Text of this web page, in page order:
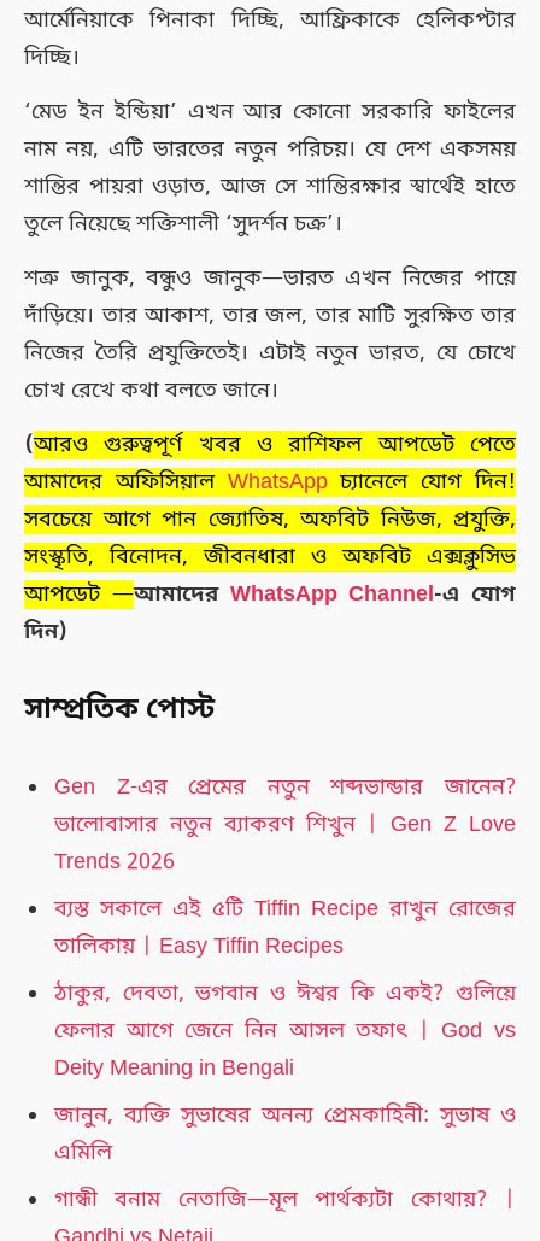
আর্মেনিয়াকে পিনাকা দিচ্ছি, আফ্রিকাকে হেলিকপ্টার
দিচ্ছি।
‘মেড ইন ইন্ডিয়া’ এখন আর কোনো সরকারি ফাইলের
নাম নয়, এটি ভারতের নতুন পরিচয়। যে দেশ একসময়
শান্তির পায়রা ওড়াত, আজ সে শান্তিরক্ষার স্বার্থেই হাতে
তুলে নিয়েছে শক্তিশালী ‘সুদর্শন চক্র’।
শত্রু জানুক, বন্ধুও জানুক—ভারত এখন নিজের পায়ে
দাঁড়িয়ে। তার আকাশ, তার জল, তার মাটি সুরক্ষিত তার
নিজের তৈরি প্রযুক্তিতেই। এটাই নতুন ভারত, যে চোখে
চোখ রেখে কথা বলতে জানে।
(আরও গুরুত্বপূর্ণ খবর ও রাশিফল আপডেট পেতে
আমাদের অফিসিয়াল WhatsAppচ্যানেলে যোগ দিন!
সবচেয়ে আগে পান জ্যোতিষ, অফবিট নিউজ, প্রযুক্তি,
সংস্কৃতি, বিনোদন, জীবনধারা ও অফবিট এক্সক্লুসিভ
আপডেট —আমাদের WhatsApp Channel-এ যোগ
দিন)
সাম্প্রতিক পোস্ট
Gen Z-এর প্রেমের নতুন শব্দভান্ডার জানেন?
ভালোবাসার নতুন ব্যাকরণ শিখুন | Gen Z Love
Trends 2026
ব্যস্ত সকালে এই ৫টি Tiffin Recipe রাখুন রোজের
তালিকায় | Easy Tiffin Recipes
ঠাকুর, দেবতা, ভগবান ও ঈশ্বর কি একই? গুলিয়ে
ফেলার আগে জেনে নিন আসল তফাৎ | God vs
Deity Meaning in Bengali
জানুন, ব্যক্তি সুভাষের অনন্য প্রেমকাহিনী: সুভাষ ও
এমিলি
গান্ধী বনাম নেতাজি—মূল পার্থক্যটা কোথায়? |